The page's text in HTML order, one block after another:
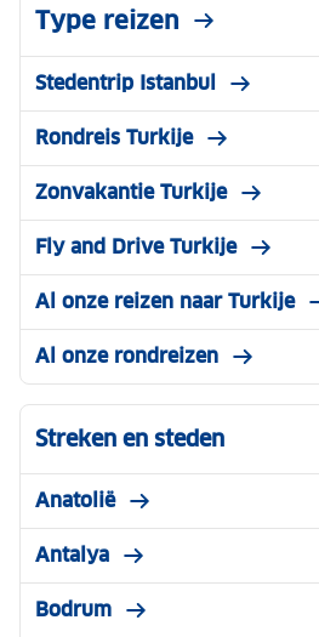
Type reizen
Stedentrip Istanbul
Rondreis Turkije
Zonvakantie Turkije
Fly and Drive Turkije
Al onze reizen naar Turkije
Al onze rondreizen
Streken en steden
Anatolië
Antalya
Bodrum